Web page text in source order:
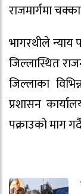
राजमार्गमा
भागरथीले न्याय
जिल्लास्थित
जिल्लाका
प्रशासन
पक्राउको माग